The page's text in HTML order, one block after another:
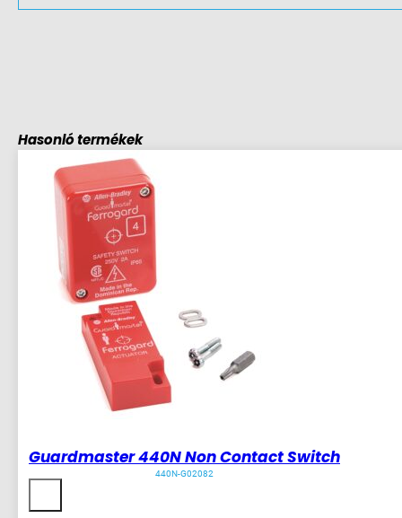
Hasonló termékek
Guardmaster 440N Non Contact Switch
440N-G02082